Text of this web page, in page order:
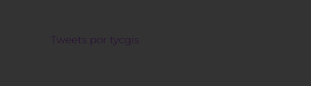
Tweets por tycgis